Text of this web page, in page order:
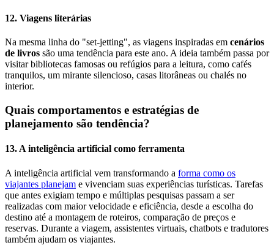
12. Viagens literárias
Na mesma linha do "set-jetting", as viagens inspiradas em cenários
de livros são uma tendência para este ano. A ideia também passa por
visitar bibliotecas famosas ou refúgios para a leitura, como cafés
tranquilos, um mirante silencioso, casas litorâneas ou chalés no
interior.
Quais comportamentos e estratégias de
planejamento são tendência?
13. A inteligência artificial como ferramenta
A inteligência artificial vem transformando a forma como os
viajantes planejam e vivenciam suas experiências turísticas. Tarefas
que antes exigiam tempo e múltiplas pesquisas passam a ser
realizadas com maior velocidade e eficiência, desde a escolha do
destino até a montagem de roteiros, comparação de preços e
reservas. Durante a viagem, assistentes virtuais, chatbots e tradutores
também ajudam os viajantes.